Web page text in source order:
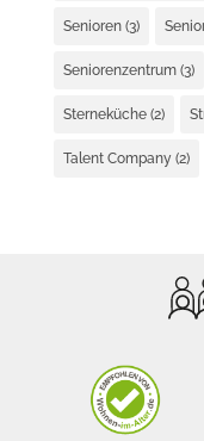
Senioren(3)
Seniorenzentrum(3)
Sterneküche(2)
Talent Company(2)